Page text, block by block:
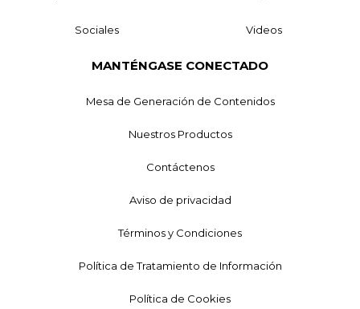
Sociales Videos
MANTÉNGASE CONECTADO
Mesa de Generación de Contenidos
Nuestros Productos
Contáctenos
Aviso de privacidad
Términos y Condiciones
Política de Tratamiento de Información
Política de Cookies